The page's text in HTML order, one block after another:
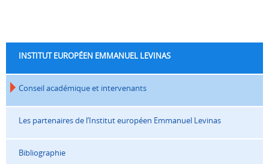
INSTITUT EUROPÉEN EMMANUEL LEVINAS
Conseil académique et intervenants
Les partenaires de l’Institut européen Emmanuel Levinas
Bibliographie